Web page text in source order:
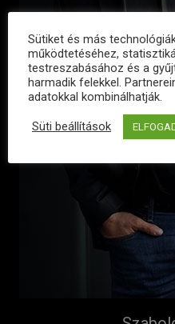
Sütiket és más
működtetéséhez,
testreszabásához és a
harmadik felekkel.
adatokkal kombinálhatják.
Süti beállítások